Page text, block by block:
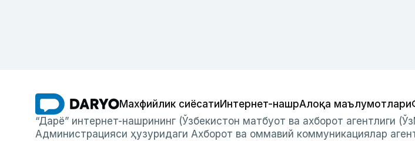
Махфийлик сиёсатиИнтернет-нашрАлоқа маълумотлари
“Дарё” интернет-нашрининг (Ўзбекистон матбуот ва ахборот агентлиги
Администрацияси ҳузуридаги Ахборот ва оммавий коммуникациялар